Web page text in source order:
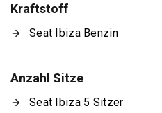
Kraftstoff
Seat Ibiza Benzin
Anzahl Sitze
Seat Ibiza 5 Sitzer